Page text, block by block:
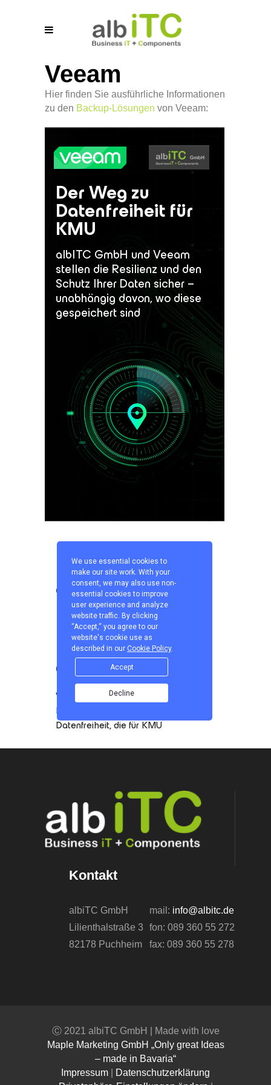
Veeam
Hier finden Sie ausführliche Informationen
zu den Backup-Lösungen von Veeam:
Kontakt
albiTC GmbH mail: info@albitc.de
Lilienthalstraße 3
fon: 089 360 55 272
82178 Puchheim
fax: 089 360 55 278
Ⓒ 2021 albiTC GmbH | Made with love
Maple Marketing GmbH „Only great Ideas
– made in Bavaria“
Impressum
Datenschutzerklärung